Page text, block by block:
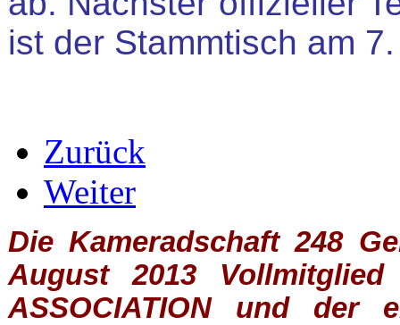
ist der Stammtisch am
Zurück
Weiter
Die Kameradschaft 248
August 2013
ASSOCIATIONund der